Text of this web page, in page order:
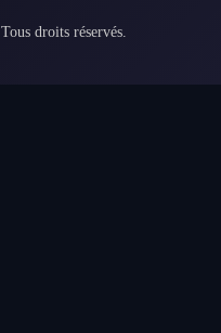
Tous droits réservés.